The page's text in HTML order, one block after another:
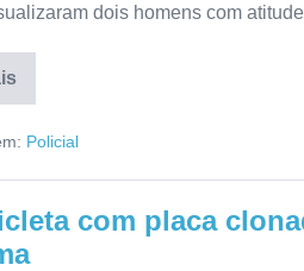
dois homens com
Policial
com placa